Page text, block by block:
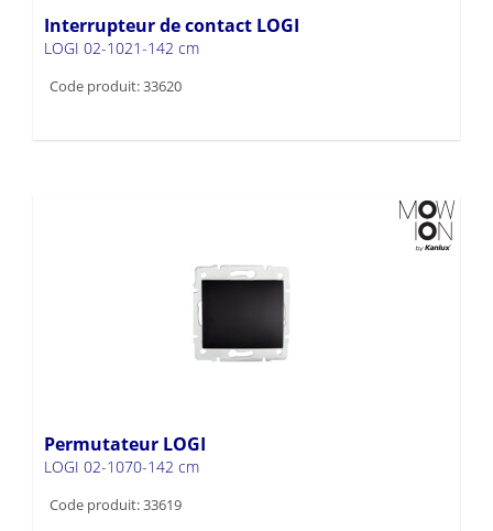
Interrupteur de contact LOGI
LOGI 02-1021-142 cm
Code produit: 33620
Permutateur LOGI
LOGI 02-1070-142 cm
Code produit: 33619